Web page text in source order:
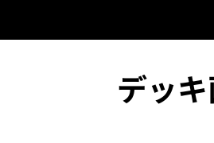
デッ